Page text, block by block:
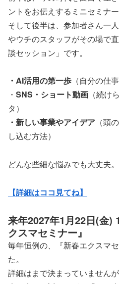
ントをお伝えするミニセミナー
そして後半は、参加者さん一
やウチのスタッフがその場で
談セッション」です。
・AI活用の第一歩 （自分の仕
・ SNS・ショート動画 （続け
タ）
・新しい事業やアイデア （頭
し込む方法）
どんな些細な悩みでも大丈夫。
【詳細はココ見てね】
来年2027年1月22日(金
クスマセミナー』
毎年恒例の、『新春エクスマ
た。
詳細はまで決まっていません